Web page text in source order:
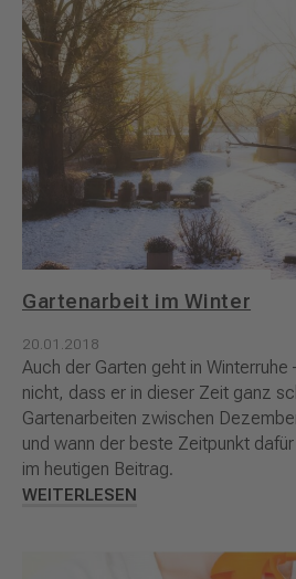
Gartenarbeit im Winter
20.01.2018
Auch der Garten geht in
nicht, dass er in dieser Zeit ganz
Gartenarbeiten zwischen
und wann der beste Zeitpunkt
im heutigen Beitrag.
WEITERLESEN